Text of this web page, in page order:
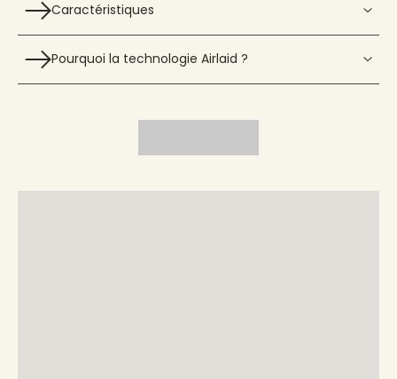
Caractéristiques
Pourquoi la technologie Airlaid ?